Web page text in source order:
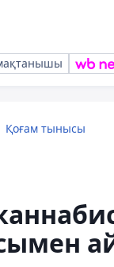
Қоғам тынысы